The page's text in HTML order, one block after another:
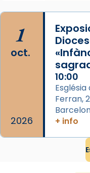
Espanya.
El seu sepulcre
centre de
el món cristià,
«A Raïms de
raïms de
segons una
Photo
View on Facebook ·
1
oct.
2026
10:00
Ferran,
+ info